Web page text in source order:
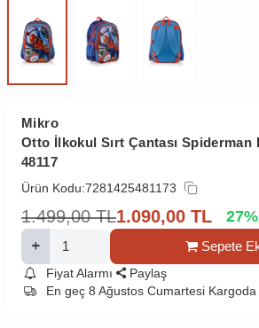
Mikro
Otto İlkokul Sırt Çantası Spiderman
48117
Ürün Kodu:7281425481173
1.499,00 TL1.090,00 TL 27%
Sepete
Fiyat Alarmı
Paylaş
En geç 8 Ağustos Cumartesi Kargoda